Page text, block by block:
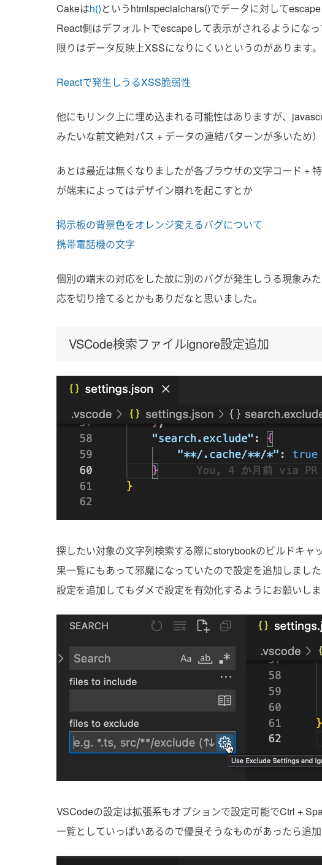
Cakeはh()というhtmlspecialchars()でデータに対して
React側はデフォルトでescapeして表示がされるようにな
限りはデータ反映上XSSになりにくいというのがあります。
Reactで発生しうるXSS脆弱性
他にもリンク上に埋め込まれる可能性はありますが、
みたいな前文絶対パス + データの連結パターンが多いため
あとは最近は無くなりましたが各ブラウザの文字コード +
が端末によってはデザイン崩れを起こすとか
掲示板の背景色をオレンジ変えるバグについて
携帯電話機の文字
個別の端末の対応をした故に別のバグが発生しうる現象み
応を切り捨てるとかもありだなと思いました。
VSCode検索ファイルignore設定追加
探したい対象の文字列検索する際にstorybookのビルドキ
果一覧にもあって邪魔になっていたので設定を追加しました
設定を追加してもダメで設定を有効化するようにお願いしま
VSCodeの設定は拡張系もオプションで設定可能でCtrl +
一覧としていっぱいあるので優良そうなものがあったら追加